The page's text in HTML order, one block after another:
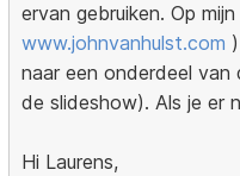
ervan gebruiken. Op
www.johnvanhulst.com
naar een onderdeel van
de slideshow). Als je er
Hi Laurens,